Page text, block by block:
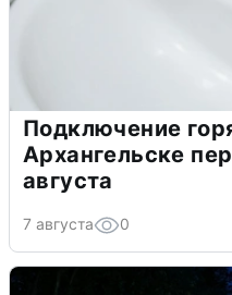
Подключение
Архангельске
августа
7 августа 0